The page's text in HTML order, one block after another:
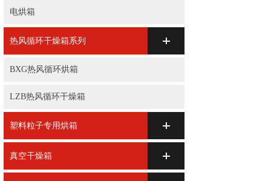
电烘箱
热风循环干燥箱系列
BXG热风循环烘箱
LZB热风循环干燥箱
塑料粒子专用烘箱
真空干燥箱